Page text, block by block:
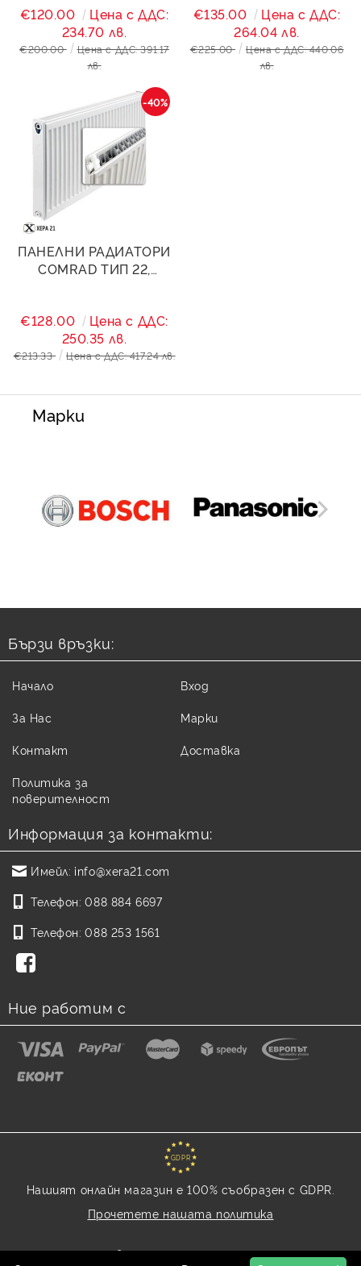
€120.00
Цена с ДДС:
234.70 лв.
€200.00
Цена с ДДС: 391.17
лв.
€135.00
Цена с ДДС:
264.04 лв.
€225.00
Цена с ДДС: 440.06
лв.
ПАНЕЛНИ РАДИАТОРИ
COMRAD ТИП 22,
-40%
€128.00
Цена с ДДС:
250.35 лв.
€213.33 Цена с ДДС: 417.24 лв.
Марки
Бързи връзки:
Начало
За Нас
Контакт
Политика за
поверителност
Вход
Марки
Доставка
Информация за контакти:
Имейл: info@xera21.com
Телефон: 088 884 6697
Телефон: 088 253 1561
Ние работим с
GDPR
Нашият онлайн магазин е 100% съобразен с GDPR.
Прочетете нашата политика
Моите лични данни